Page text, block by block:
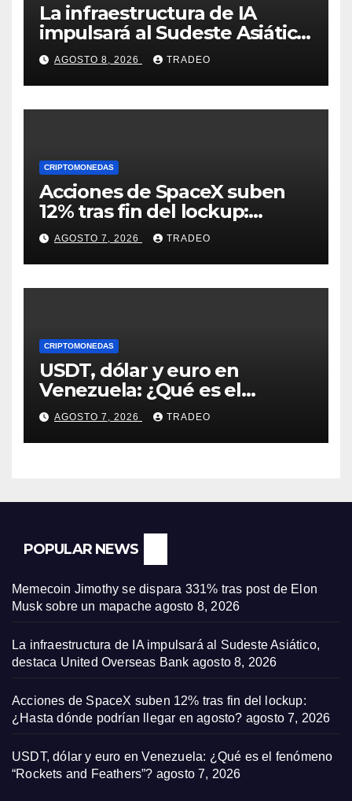
La infraestructura de IA
impulsará al Sudeste Asiático,
destaca United Overseas
Bank
AGOSTO 8, 2026 TRADEO
CRIPTOMONEDAS
Acciones de SpaceX suben
12% tras fin del lockup:
¿Hasta dónde podrían llegar
en agosto?
AGOSTO 7, 2026 TRADEO
CRIPTOMONEDAS
USDT, dólar y euro en
Venezuela: ¿Qué es el
fenómeno “Rockets and
Feathers”?
AGOSTO 7, 2026 TRADEO
POPULAR NEWS
Memecoin Jimothy se dispara 331% tras post de Elon
Musk sobre un mapache agosto 8, 2026
La infraestructura de IA impulsará al Sudeste Asiático,
destaca United Overseas Bank agosto 8, 2026
Acciones de SpaceX suben 12% tras fin del lockup:
¿Hasta dónde podrían llegar en agosto? agosto 7, 2026
USDT, dólar y euro en Venezuela: ¿Qué es el fenómeno
“Rockets and Feathers”? agosto 7, 2026